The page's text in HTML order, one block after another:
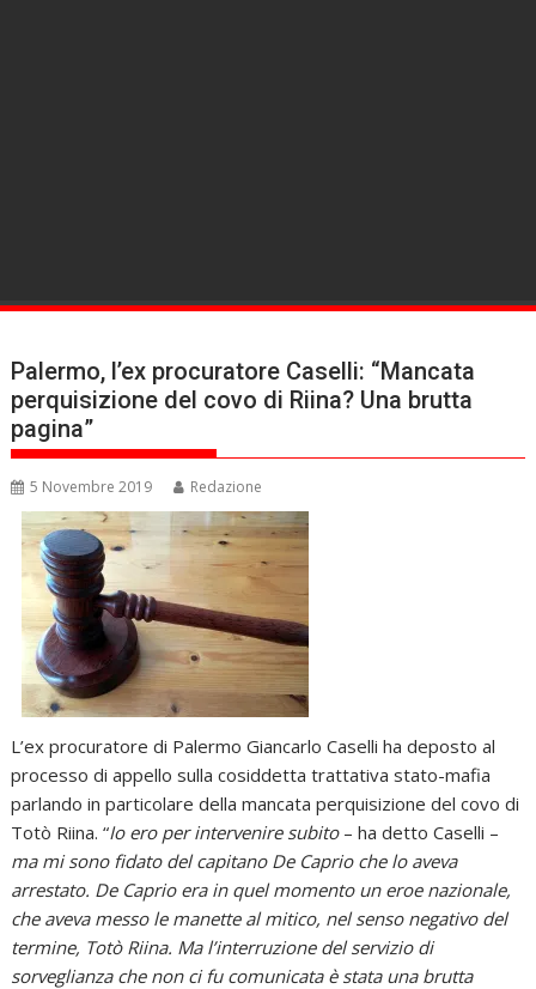
Palermo, l’ex procuratore Caselli: “Mancata
perquisizione del covo di Riina? Una brutta
pagina”
5 Novembre 2019 Redazione
L’ex procuratore di Palermo Giancarlo Caselli ha deposto al
processo di appello sulla cosiddetta trattativa stato-mafia
parlando in particolare della mancata perquisizione del covo di
Totò Riina. “Io ero per intervenire subito– ha detto Caselli –
ma mi sono fidato del capitano De Caprio che lo aveva
arrestato. De Caprio era in quel momento un eroe nazionale,
che aveva messo le manette al mitico, nel senso negativo del
termine, Totò Riina. Ma l’interruzione del servizio di
sorveglianza che non ci fu comunicata è stata una brutta